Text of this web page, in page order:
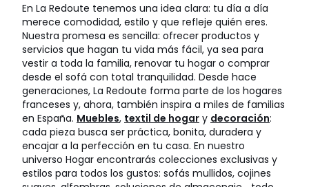
En La Redoute tenemos una idea clara: tu día a día
merece comodidad, estilo y que refleje quién eres.
Nuestra promesa es sencilla: ofrecer productos y
servicios que hagan tu vida más fácil, ya sea para
vestir a toda la familia, renovar tu hogar o comprar
desde el sofá con total tranquilidad. Desde hace
generaciones, La Redoute forma parte de los hogares
franceses y, ahora, también inspira a miles de familias
en España. Muebles, textil de hogar y decoración:
cada pieza busca ser práctica, bonita, duradera y
encajar a la perfección en tu casa. En nuestro
universo Hogar encontrarás colecciones exclusivas y
estilos para todos los gustos: sofás mullidos, cojines